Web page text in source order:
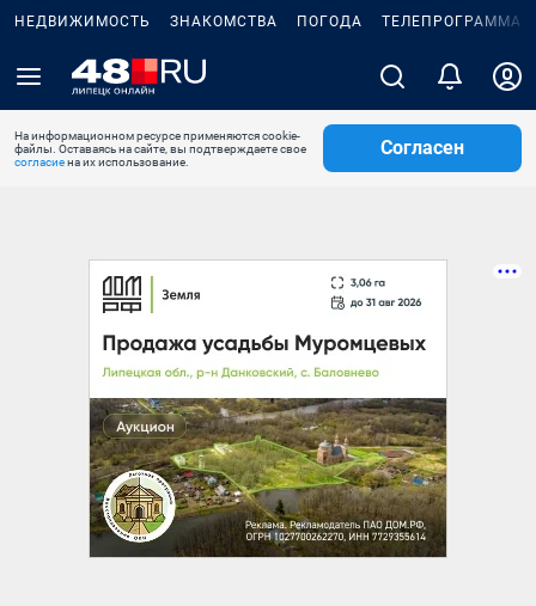
НЕДВИЖИМОСТЬ ЗНАКОМСТВА ПОГОДА ТЕЛЕПРОГРАММА
На информационном ресурсе применяются cookie-
файлы. Оставаясь на сайте, вы подтверждаете свое
согласиена их использование.
Согласен